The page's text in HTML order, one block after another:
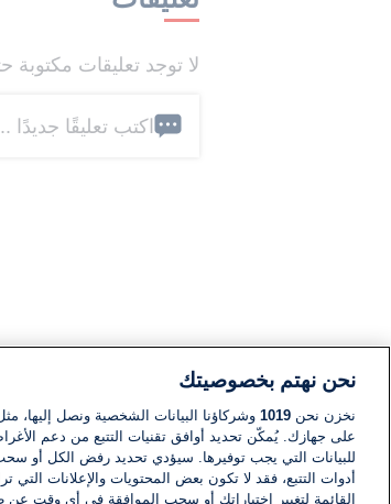
لا توجد تعليقات مكتوبة
اكتب تعليقًا جديدًا
نحن نهتم بخصوصيتك
نخزن نحن 1019 وشركاؤنا البيانات الشخصية ونصل إليها،
على جهازك. يُمكّن تحديد أوافق تقنيات التتبع من دعم
للبيانات التي يجب توفيرها. سيؤدي تحديد رفض الكل أو
أدوات التتبع، فقد لا تكون بعض المحتويات والإعلانات
القائمة لتغيير اختياراتك أو سحب الموافقة في أي وقت عن